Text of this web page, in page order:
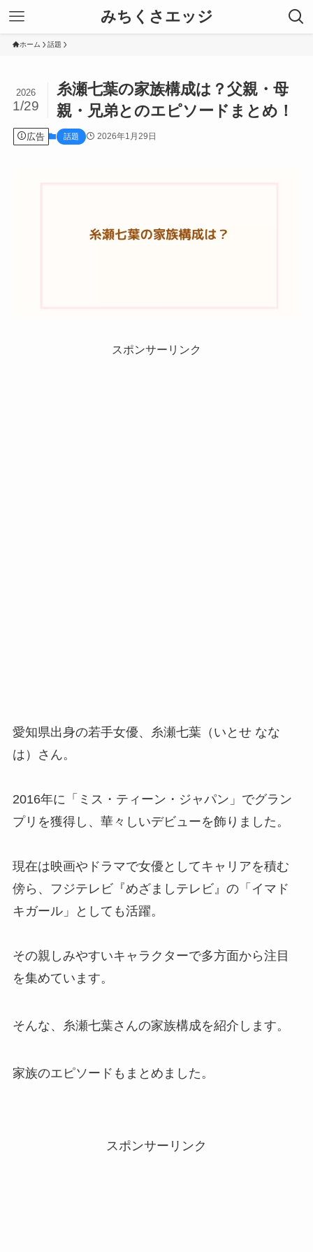
みちくさエッジ
ホーム 話題
糸瀬七葉の家族構成は？父親・母
親・兄弟とのエピソードまとめ！
2026
1/29
広告 話題 2026年1月29日
スポンサーリンク
愛知県出身の若手女優、糸瀬七葉（いとせ なな
は）さん。
2016年に「ミス・ティーン・ジャパン」でグラン
プリを獲得し、華々しいデビューを飾りました。
現在は映画やドラマで女優としてキャリアを積む
傍ら、フジテレビ『めざましテレビ』の「イマド
キガール」としても活躍。
その親しみやすいキャラクターで多方面から注目
を集めています。
そんな、糸瀬七葉さんの家族構成を紹介します。
家族のエピソードもまとめました。
スポンサーリンク